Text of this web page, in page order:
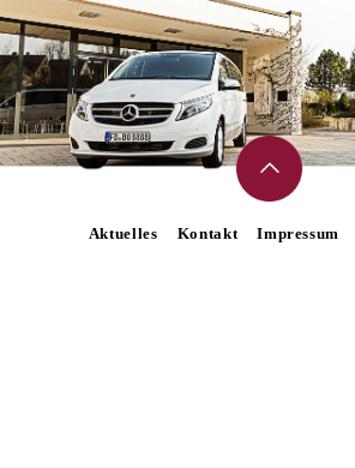
Aktuelles Kontakt Impressum